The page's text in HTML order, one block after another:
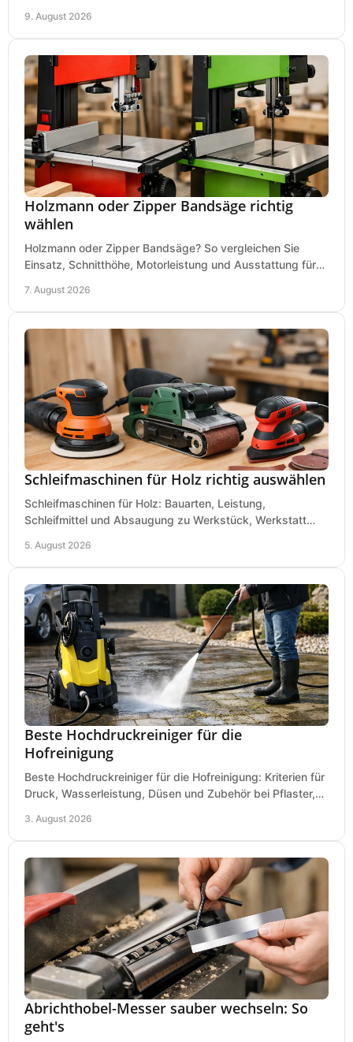
9. August 2026
Holzmann oder Zipper Bandsäge richtig
wählen
Holzmann oder Zipper Bandsäge? So vergleichen Sie
Einsatz, Schnitthöhe, Motorleistung und Ausstattung für
7. August 2026
Schleifmaschinen für Holz richtig auswählen
Schleifmaschinen für Holz: Bauarten, Leistung,
Schleifmittel und Absaugung zu Werkstück, Werkstatt
5. August 2026
Beste Hochdruckreiniger für die
Hofreinigung
Beste Hochdruckreiniger für die Hofreinigung: Kriterien für
Druck, Wasserleistung, Düsen und Zubehör bei Pflaster,
3. August 2026
Abrichthobel-Messer sauber wechseln: So
geht's